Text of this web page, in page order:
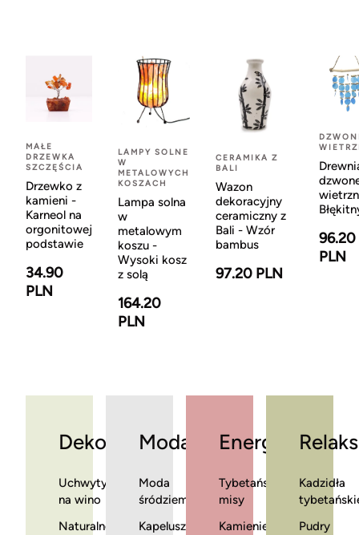
MAŁE
DRZEWKA
SZCZĘŚCIA
Drzewko z
kamieni -
Karneol na
orgonitowej
podstawie
34.90
PLN
LAMPY SOLNE
W
METALOWYCH
KOSZACH
Lampa solna
w
metalowym
koszu -
Wysoki kosz
z solą
164.20
PLN
CERAMIKA Z
BALI
Wazon
dekoracyjny
ceramiczny z
Bali - Wzór
bambus
97.20 PLN
96.20
PLN
Dekoracje
Uchwyty
na wino
Naturalne
Moda
Moda
śródziemnomorska
Kapelusze
Energia
Tybetańskie
misy
Kamienie
Relaks
Kadzidła
Pudry